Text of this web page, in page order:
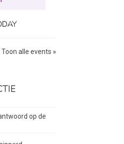
Toon alle events »
op de